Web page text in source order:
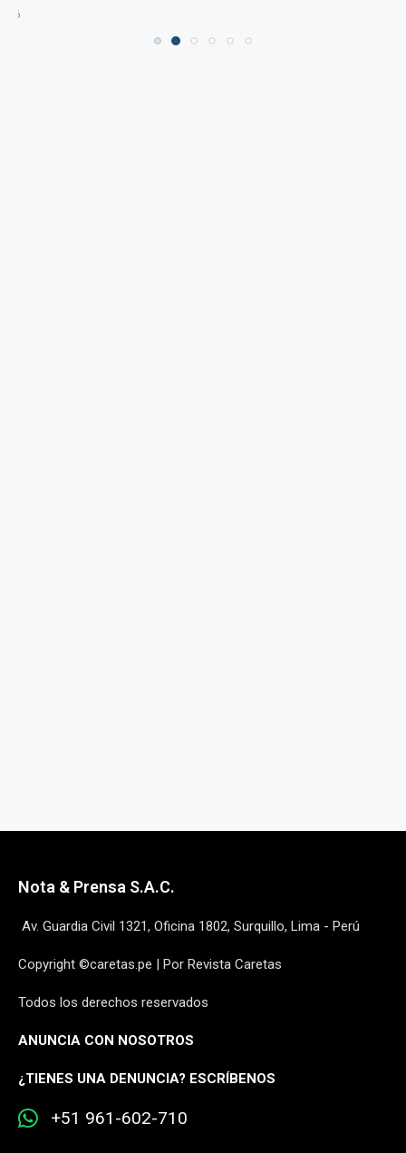
Nota & Prensa S.A.C.
Av. Guardia Civil 1321, Oficina 1802, Surquillo, Lima - Perú
Copyright ©caretas.pe | Por Revista Caretas
Todos los derechos reservados
ANUNCIA CON NOSOTROS
¿TIENES UNA DENUNCIA? ESCRÍBENOS
+51 961-602-710